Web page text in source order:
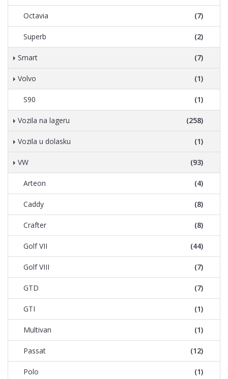
Octavia (7)
Superb (2)
Smart (7)
Volvo (1)
S90 (1)
Vozila na lageru (258)
Vozila u dolasku (1)
VW (93)
Arteon (4)
Caddy (8)
Crafter (8)
Golf VII (44)
Golf VIII (7)
GTD (7)
GTI (1)
Multivan (1)
Passat (12)
Polo (1)